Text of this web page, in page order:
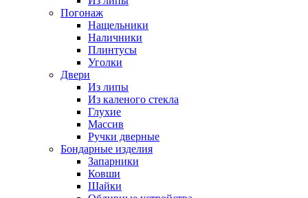
Погонаж
Нащельники
Наличники
Плинтусы
Уголки
Двери
Из липы
Из каленого стекла
Глухие
Массив
Ручки дверные
Бондарные изделия
Запарники
Ковши
Шайки